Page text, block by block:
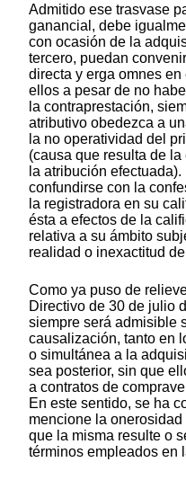
Admitido ese trasvase
ganancial, debe
con ocasión de la
tercero, puedan
directa y erga omnes
ellos a pesar de no
la contraprestación,
atributivo obedezca a
la no operatividad del
(causa que resulta de
la atribución
confundirse con la
la registradora en su
ésta a efectos de la
relativa a su ámbito
realidad o inexactitud
Como ya puso de
Directivo de 30 de julio
siempre será admisible
causalización, tanto en
o simultánea a la
sea posterior, sin que
a contratos de
En este sentido, se ha
mencione la
que la misma resulte o
términos empleados en